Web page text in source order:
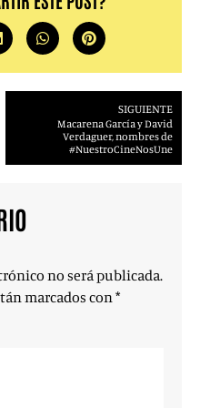
SIGUIENTE
Macarena García y David
Verdaguer, nombres de
#NuestroCineNosUne
no será publicada.
marcados con*